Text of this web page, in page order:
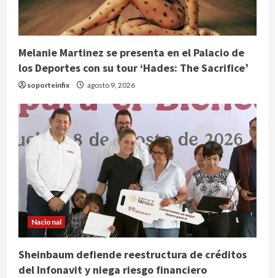
Melanie Martinez se presenta en el Palacio de
los Deportes con su tour ‘Hades: The Sacrifice’
soporteinfix agosto 9, 2026
Nacional
Sheinbaum defiende reestructura de créditos
del Infonavit y niega riesgo financiero